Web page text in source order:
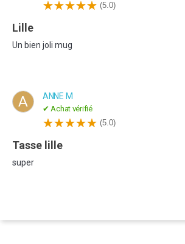
(5.0)
Lille
Un bien joli mug
A ANNE M
✔ Achat vérifié
(5.0)
tasse lille
super